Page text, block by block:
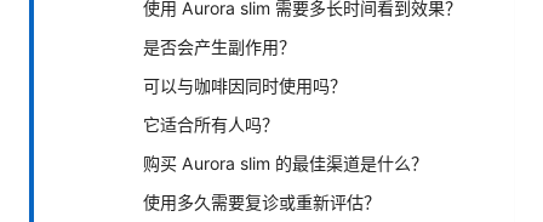
使用 Aurora slim 需要多长时间看到效果？
是否会产生副作用？
可以与咖啡因同时使用吗？
它适合所有人吗？
购买 Aurora slim 的最佳渠道是什么？
使用多久需要复诊或重新评估？